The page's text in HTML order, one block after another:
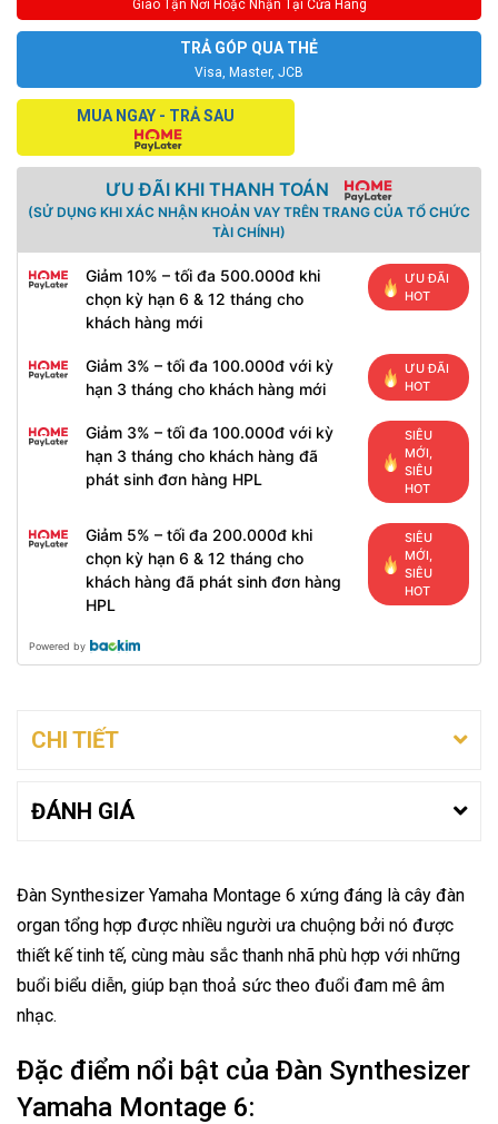
Giao Tận Nơi Hoặc Nhận Tại Cửa Hàng
TRẢ GÓP QUA THẺ
Visa, Master, JCB
MUA NGAY - TRẢ SAU
ƯU ĐÃI KHI THANH TOÁN
(SỬ DỤNG KHI XÁC NHẬN KHOẢN VAY TRÊN TRANG CỦA TỔ CHỨC
TÀI CHÍNH)
Giảm 10% – tối đa 500.000đ khi
chọn kỳ hạn 6 & 12 tháng cho
khách hàng mới
ƯU ĐÃI
HOT
Giảm 3% – tối đa 100.000đ với kỳ
hạn 3 tháng cho khách hàng mới
ƯU ĐÃI
HOT
Giảm 3% – tối đa 100.000đ với kỳ
hạn 3 tháng cho khách hàng đã
phát sinh đơn hàng HPL
SIÊU
MỚI,
SIÊU
HOT
Giảm 5% – tối đa 200.000đ khi
chọn kỳ hạn 6 & 12 tháng cho
khách hàng đã phát sinh đơn hàng
HPL
SIÊU
MỚI,
SIÊU
HOT
Powered by
CHI TIẾT
ĐÁNH GIÁ
Đàn Synthesizer Yamaha Montage 6 xứng đáng là cây đàn
organ tổng hợp được nhiều người ưa chuộng bởi nó được
thiết kế tinh tế, cùng màu sắc thanh nhã phù hợp với những
buổi biểu diễn, giúp bạn thoả sức theo đuổi đam mê âm
nhạc.
Đặc điểm nổi bật của Đàn Synthesizer
Yamaha Montage 6: